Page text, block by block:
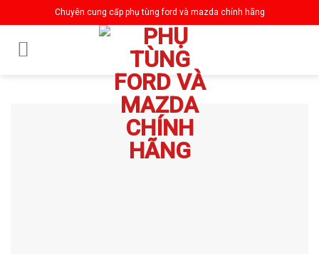
to
content
Chuyên cung cấp phụ tùng ford và mazda chính hãng